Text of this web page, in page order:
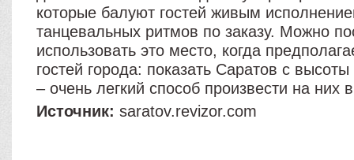
которые балуют гостей живым
танцевальных ритмов по заказу. Можно
использовать это место, когда
гостей города: показать Саратов с высоты
– очень легкий способ произвести на них
Источник: saratov.revizor.com